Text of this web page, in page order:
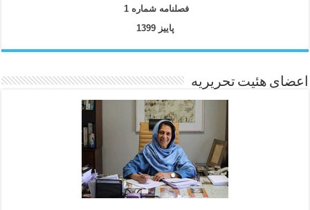
فصلنامه شماره 1
پاییز 1399
اعضای هئیت تحریریه